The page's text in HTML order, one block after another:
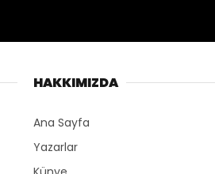
HAKKIMIZDA
Ana Sayfa
Yazarlar